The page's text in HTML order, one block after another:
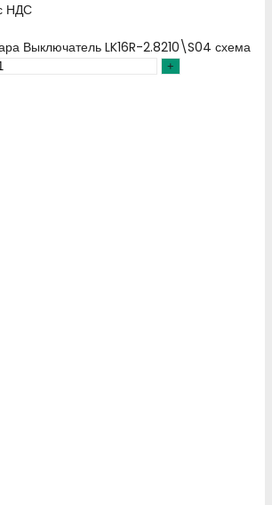
НДС
Выключатель LK16R-2.8210\S04 схема